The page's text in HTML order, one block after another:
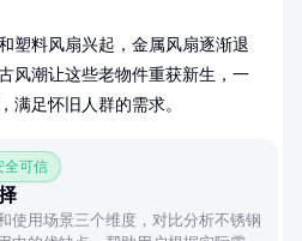
塑料风扇兴起，金属风扇逐渐退
风潮让这些老物件重获新生，一
满足怀旧人群的需求。
全可信
使用场景三个维度，对比分析不锈钢